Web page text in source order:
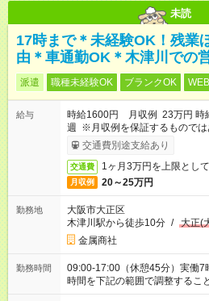
未読
17時まで＊未経験OK！残業
由＊車通勤OK＊木津川での
派遣 職種未経験OK ブランクOK
給与
時給1600円 月収例 23万円 時
週 ※月収例を保証するものでは
交通費別途支給あり
交通費 1ヶ月3万円を上限とし
月収例 20～25万円
勤務地
大阪市大正区
木津川駅から徒歩10分 / 大正(
金属商社
勤務時間
09:00-17:00（休憩45分）実働7
時間を下記の範囲で調整するこ
間 17:00～17:45 ・実働